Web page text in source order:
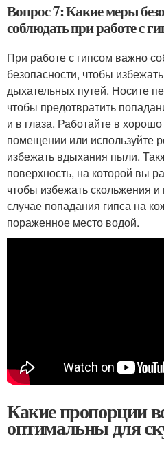
Вопрос 7: Какие меры
соблюдать при работе с
При работе с гипсом важно
безопасности, чтобы
дыхательных путей. Носите
чтобы предотвратить
и в глаза. Работайте в
помещении или используйте
избежать вдыхания пыли.
поверхность, на которой вы
чтобы избежать скольжения
случае попадания гипса на
пораженное место водой.
Какие пропорции
оптимальны для